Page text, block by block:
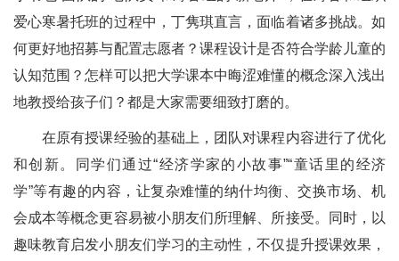
爱心寒暑托班的过程中，丁隽琪直言，面临着诸多挑战。如
何更好地招募与配置志愿者？课程设计是否符合学龄儿童的
认知范围？怎样可以把大学课本中晦涩难懂的概念深入浅出
地教授给孩子们？都是大家需要细致打磨的。
在原有授课经验的基础上，团队对课程内容进行了优化
和创新。同学们通过“经济学家的小故事”“童话里的经济
学”等有趣的内容，让复杂难懂的纳什均衡、交换市场、机
会成本等概念更容易被小朋友们所理解、所接受。同时，以
趣味教育启发小朋友们学习的主动性，不仅提升授课效果，